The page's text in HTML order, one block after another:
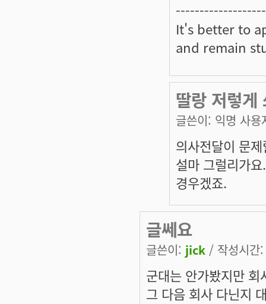
It's better to
and remain
딸랑 저렇게
글쓴이: 익명 사용
의사전달이 문
설마 그럴리가
경우겠죠.
글쎄요
글쓴이: jick / 작성시
군대는 안가봤지만
그 다음 회사 다닌지